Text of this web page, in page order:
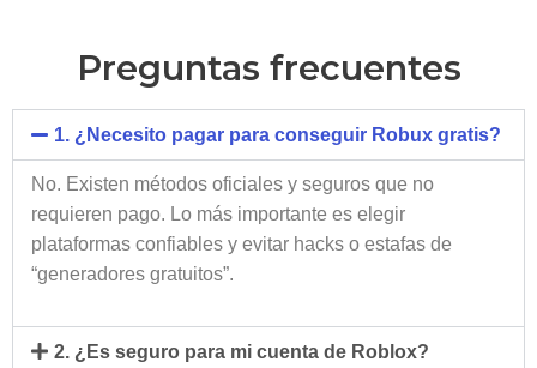
Preguntas frecuentes
1. ¿Necesito pagar para conseguir Robux gratis?
No. Existen métodos oficiales y seguros que no
requieren pago. Lo más importante es elegir
plataformas confiables y evitar hacks o estafas de
“generadores gratuitos”.
2. ¿Es seguro para mi cuenta de Roblox?